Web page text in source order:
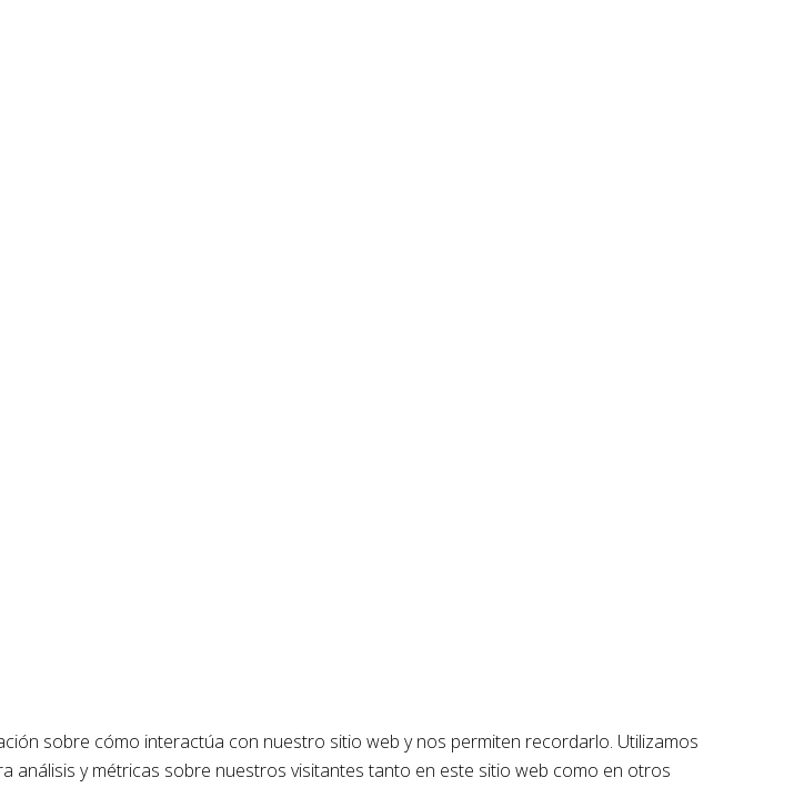
sobre cómo interactúa con nuestro sitio web y nos permiten recordarlo. Utilizamos
análisis y métricas sobre nuestros visitantes tanto en este sitio web como en otros